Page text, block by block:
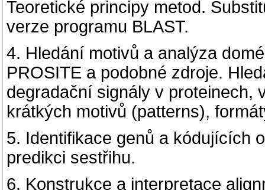
Teoretické principy metod.
verze programu BLAST.
4. Hledání motivů a analýza
PROSITE a podobné zdroje.
degradační signály v proteinech,
krátkých motivů (patterns),
5. Identifikace genů a kódujících
predikci sestřihu.
6. Konstrukce a interpretace